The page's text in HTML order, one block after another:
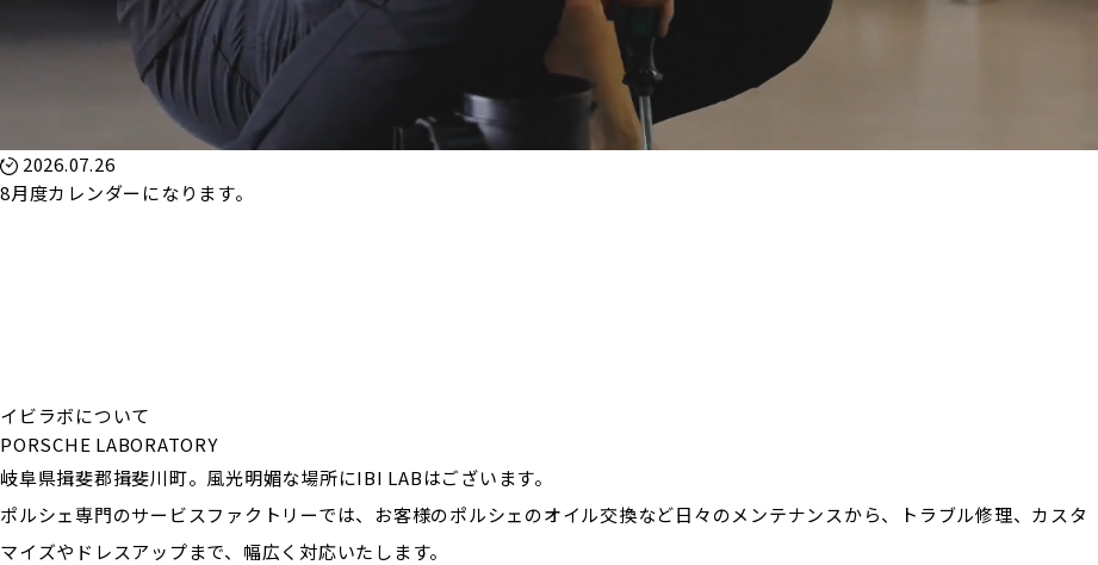
2026.07.26
8月度カレンダーになります。
イビラボについて
PORSCHE LABORATORY
岐阜県揖斐郡揖斐川町。風光明媚な場所にIBI LABはございます。
ポルシェ専門のサービスファクトリーでは、お客様のポルシェのオイル交換など日々のメンテナンスから、トラブル修理、カスタ
マイズやドレスアップまで、幅広く対応いたします。